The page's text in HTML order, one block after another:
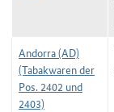
Andorra (AD)
(Tabakwaren der
Pos. 2402 und
2403)